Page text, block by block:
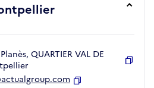
QUARTIER VAL DE